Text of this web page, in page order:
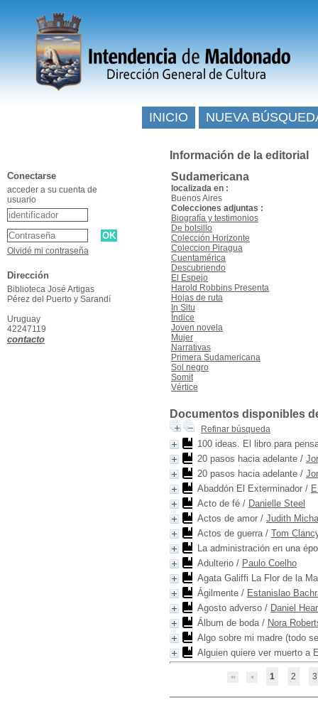
Información de la editorial
Sudamericana
localizada en :
Buenos Aires
Colecciones adjuntas :
Biografía y testimonios
De bolsillo
Colección Horizonte
Coleccion Piragua
Cuentamérica
Descubriendo
El Espejo
Harold Robbins Presenta
Hojas de ruta
In Situ
Índice
Joven novela
Mujer
Narrativas
Primera Sudamericana
Sol negro
Somit
Vértice
Documentos disponibles
Refinar búsqueda
100 ideas. El libro para
20 pasos hacia adelante /
20 pasos hacia adelante /
Abaddón El Exterminador /
Acto de fé / Danielle Steel
Actos de amor / Judith
Actos de guerra/ Tom
La administración en una
Adulterio / Paulo Coelho
Agata Galiffi La Flor de la
Ágilmente / Estanislao
Agosto adverso / Daniel
Álbum de boda/ Nora
Algo sobre mi madre (todo
Alguien quiere ver muerto a
1 2 3
INICIO NUEVA
Conectarse
acceder a su cuenta de
usuario
Olvidé mi contraseña
Dirección
Biblioteca José Artigas
Pérez del Puerto y Sarandí
Uruguay
42247119
contacto